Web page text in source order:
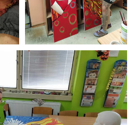
zamestnancov a odborných